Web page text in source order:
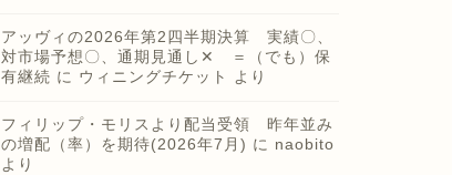
アッヴィの2026年第2四半期決算 実績〇、
対市場予想〇、通期見通し✕ ＝（でも）保
有継続 に ウィニングチケット より
フィリップ・モリスより配当受領 昨年並み
の増配（率）を期待(2026年7月) に naobito
より